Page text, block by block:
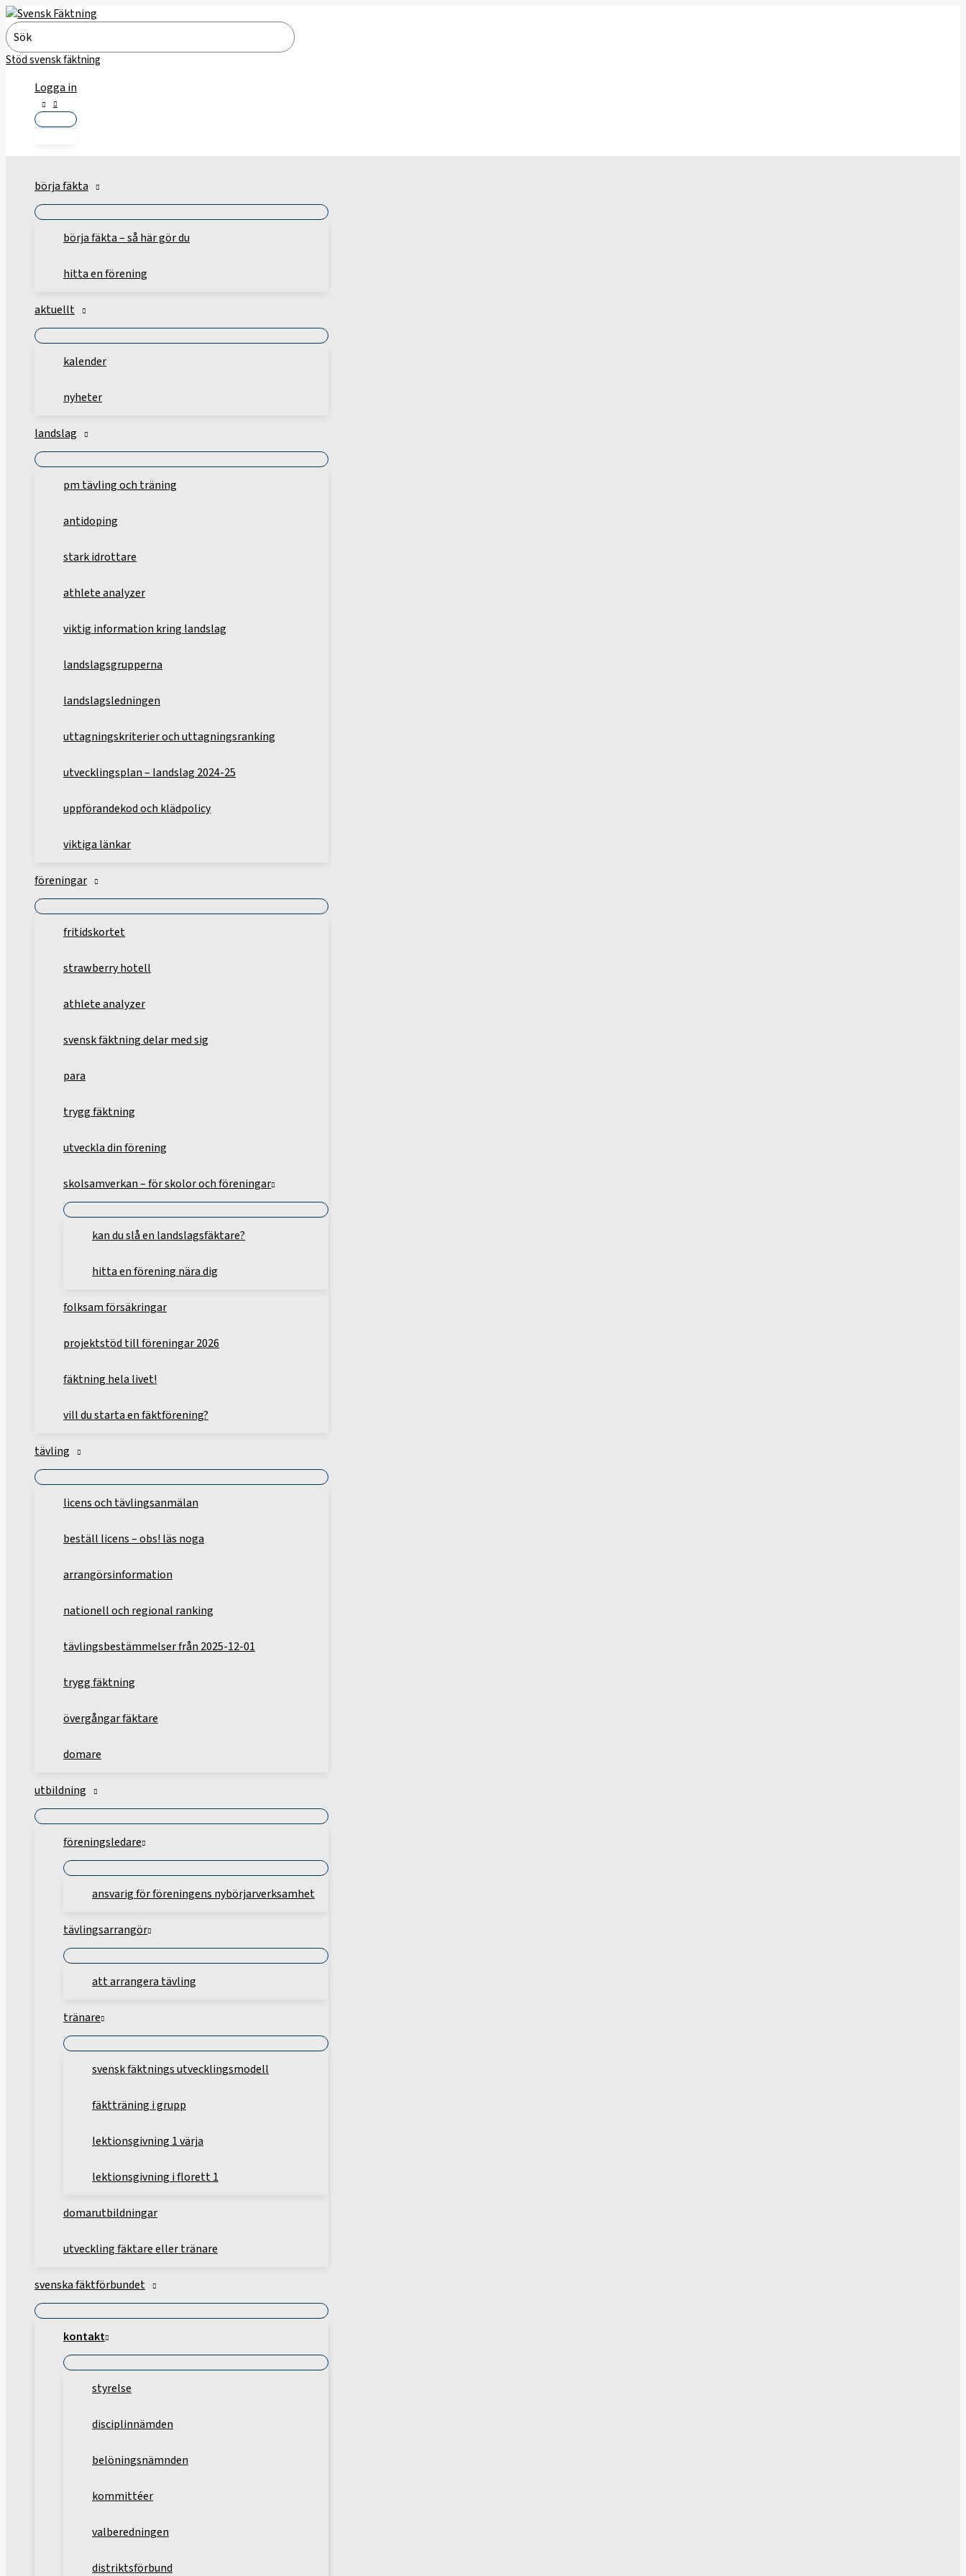
Hoppa
till
innehåll
Search
for:
Stöd svensk fäktning
Logga in
börja fäkta
börja fäkta – så här gör du
hitta en förening
aktuellt
kalender
nyheter
landslag
pm tävling och träning
antidoping
stark idrottare
athlete analyzer
viktig information kring landslag
landslagsgrupperna
landslagsledningen
uttagningskriterier och uttagningsranking
utvecklingsplan – landslag 2024-25
uppförandekod och klädpolicy
viktiga länkar
föreningar
fritidskortet
strawberry hotell
athlete analyzer
svensk fäktning delar med sig
para
trygg fäktning
utveckla din förening
skolsamverkan – för skolor och föreningar
kan du slå en landslagsfäktare?
hitta en förening nära dig
folksam försäkringar
projektstöd till föreningar 2026
fäktning hela livet!
vill du starta en fäktförening?
tävling
licens och tävlingsanmälan
beställ licens – obs! läs noga
arrangörsinformation
nationell och regional ranking
tävlingsbestämmelser från 2025-12-01
trygg fäktning
övergångar fäktare
domare
utbildning
föreningsledare
ansvarig för föreningens nybörjarverksamhet
tävlingsarrangör
att arrangera tävling
tränare
svensk fäktnings utvecklingsmodell
fäktträning i grupp
lektionsgivning 1 värja
lektionsgivning i florett 1
domarutbildningar
utveckling fäktare eller tränare
svenska fäktförbundet
kontakt
styrelse
disciplinnämden
belöningsnämnden
kommittéer
valberedningen
distriktsförbund